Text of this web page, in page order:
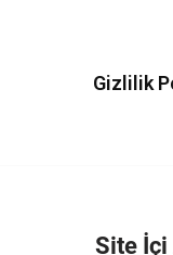
Gizlilik
Site İçi